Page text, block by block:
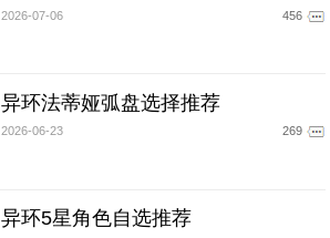
2026-07-06 456
异环法蒂娅弧盘选择推荐
2026-06-23 269
异环5星角色自选推荐